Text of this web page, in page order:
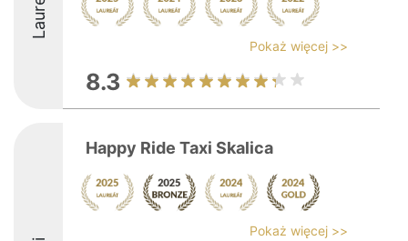
Pokaż więcej >>
8.3
Happy Ride Taxi Skalica
Pokaż więcej >>